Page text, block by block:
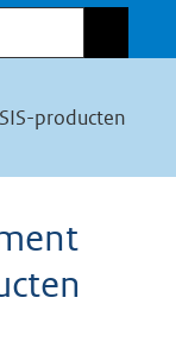
producten